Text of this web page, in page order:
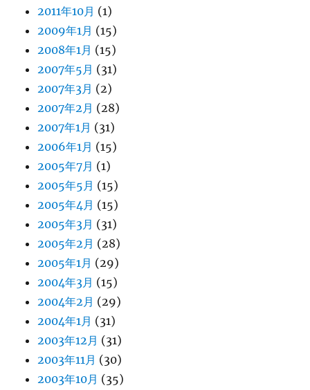
2011年10月 (1)
2009年1月 (15)
2008年1月 (15)
2007年5月 (31)
2007年3月 (2)
2007年2月 (28)
2007年1月 (31)
2006年1月 (15)
2005年7月 (1)
2005年5月 (15)
2005年4月 (15)
2005年3月 (31)
2005年2月 (28)
2005年1月 (29)
2004年3月 (15)
2004年2月 (29)
2004年1月 (31)
2003年12月 (31)
2003年11月 (30)
2003年10月 (35)